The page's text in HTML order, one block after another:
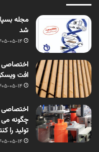
شد
05-14
اختصاصی
افت
05-14
اختصاصی
چگونه
تولید را
05-14